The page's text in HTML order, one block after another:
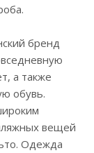
бренд
а также
обувь.
вещей
Одежда